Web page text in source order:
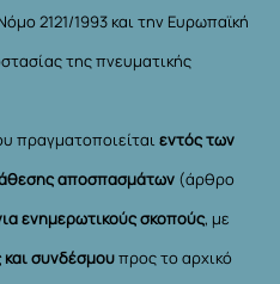
2121/1993 και την Ευρωπαϊκή
της πνευματικής
πραγματοποιείταιεντός των
αποσπασμάτων (άρθρο
ενημερωτικούς σκοπούς, με
συνδέσμουπρος το αρχικό